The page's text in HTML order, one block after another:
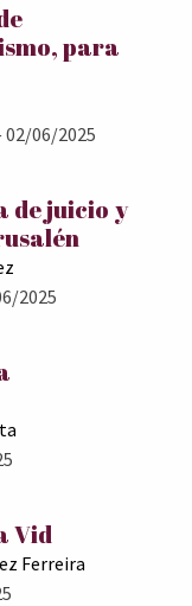
para
06/2025
de juicio y
2025
Vid
Ferreira